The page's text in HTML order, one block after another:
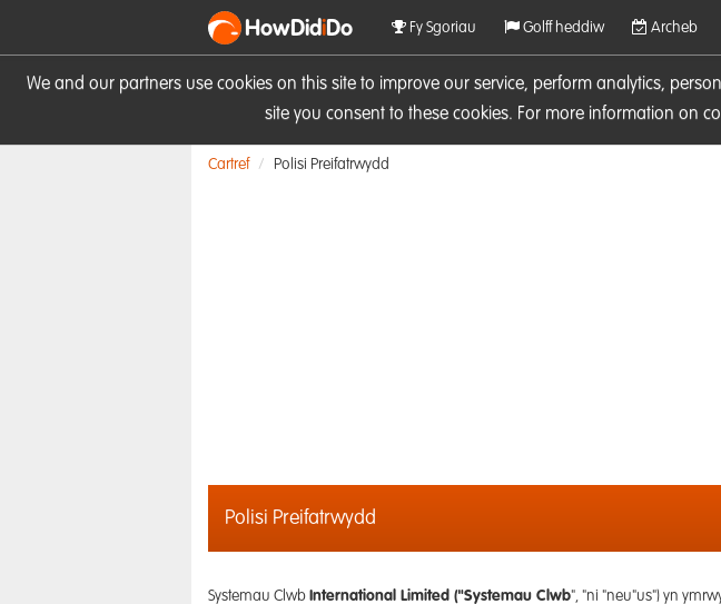
We and our partners use cookies on this site to improve our service, perform analytics,
site you consent to these cookies. For more information on
HowDidiDo Fy Sgoriau Golff heddiw Archeb
Cartref Polisi Preifatrwydd
Polisi Preifatrwydd
Systemau Clwb International Limited ("Systemau Clwb", "ni "neu"us") yn